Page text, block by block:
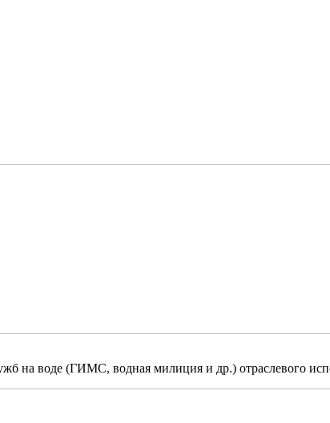
на воде (ГИМС, водная милиция и др.) отраслевого